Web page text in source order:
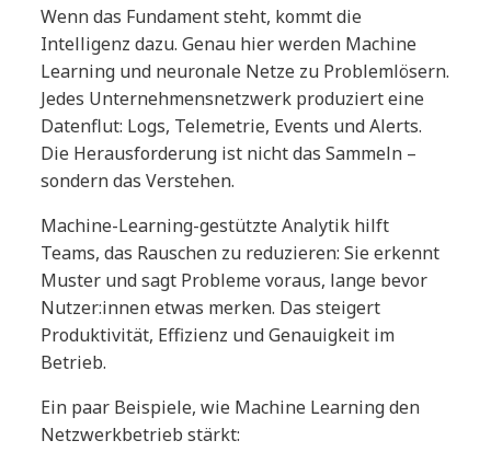
Wenn das Fundament steht, kommt die
Intelligenz dazu. Genau hier werden Machine
Learning und neuronale Netze zu Problemlösern.
Jedes Unternehmensnetzwerk produziert eine
Datenflut: Logs, Telemetrie, Events und Alerts.
Die Herausforderung ist nicht das Sammeln –
sondern das Verstehen.
Machine-Learning-gestützte Analytik hilft
Teams, das Rauschen zu reduzieren: Sie erkennt
Muster und sagt Probleme voraus, lange bevor
Nutzer:innen etwas merken. Das steigert
Produktivität, Effizienz und Genauigkeit im
Betrieb.
Ein paar Beispiele, wie Machine Learning den
Netzwerkbetrieb stärkt: